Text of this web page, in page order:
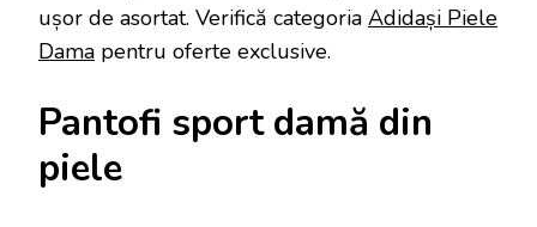
ușor de asortat. Verifică categoria Adidași Piele
Dama pentru oferte exclusive.
Pantofi sport damă din
piele